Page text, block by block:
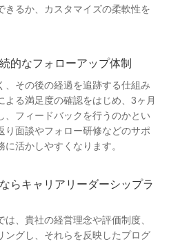
きるか、カスタマイズの柔軟性を
的なフォローアップ体制
、その後の経過を追跡する仕組み
よる満足度の確認をはじめ、3ヶ月
、フィードバックを行うのかとい
り面談やフォロー研修などのサポ
活かしやすくなります。
らキャリアリーダーシップラ
、貴社の経営理念や評価制度、
ングし、それらを反映したプログ